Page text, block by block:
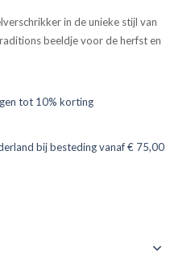
in de unieke stijl van
beeldje voor de herfst en
tot 10% korting
bij besteding vanaf € 75,00